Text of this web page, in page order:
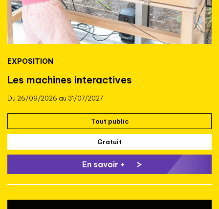
EXPOSITION
Les machines interactives
Du 26/09/2026 au 31/07/2027
Tout public
Gratuit
En savoir +